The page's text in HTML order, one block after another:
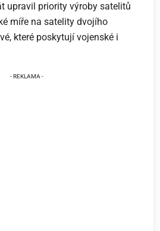
upravil priority výroby satelitů
míře na satelity dvojího
které poskytují vojenské i